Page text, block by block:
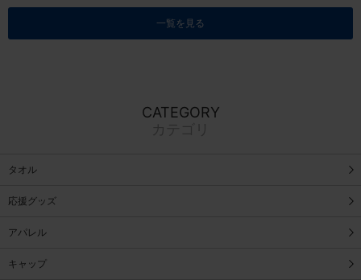
一覧を見る
CATEGORY
タオル
応援グッズ
アパレル
キャップ